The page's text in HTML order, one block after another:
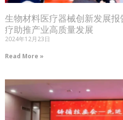
生物材料医疗器械创新发展
疗助推产业高质量发展
2024年12月23日
Read More »